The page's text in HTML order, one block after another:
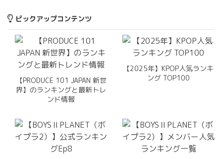
ピックアップコンテンツ
【PRODUCE 101 JAPAN 新世
界】のランキングと最新トレ
ンド情報
【2025年】KPOP人気ランキ
ング TOP100